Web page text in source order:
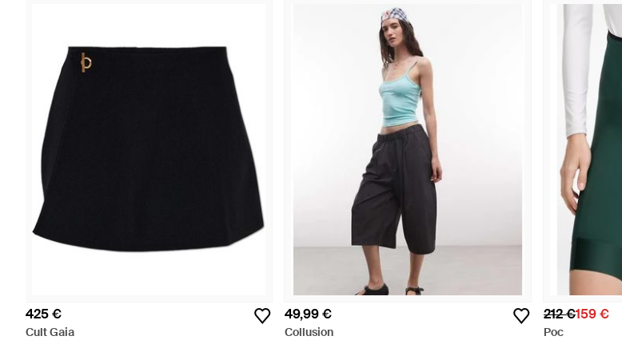
425 €
Cult Gaia
49,99 €
Collusion
212 €159 €
Poc